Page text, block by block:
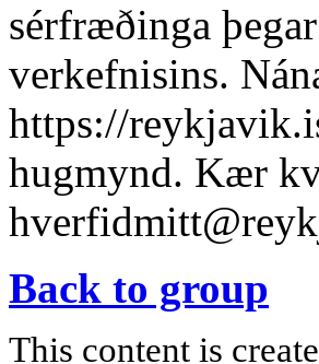
sérfræðinga
verkefnisins.
https://
hugmynd. Kær
Back to group
This content is